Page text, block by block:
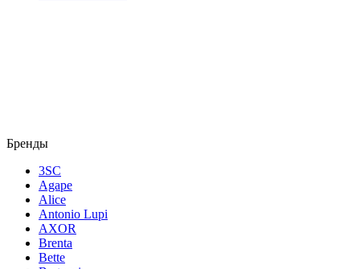
Бренды
3SC
Agape
Alice
Antonio Lupi
AXOR
Brenta
Bette